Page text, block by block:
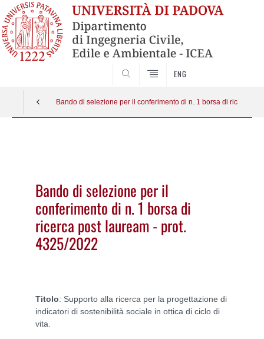
ENG
Bando di selezione per il conferimento di n. 1 borsa di ricerca
Bando di selezione per il
conferimento di n. 1 borsa di
ricerca post lauream - prot.
4325/2022
Titolo: Supporto alla ricerca per la progettazione di
indicatori di sostenibilità sociale in ottica di ciclo di
vita.